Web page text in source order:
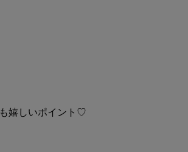
も嬉しいポイント♡